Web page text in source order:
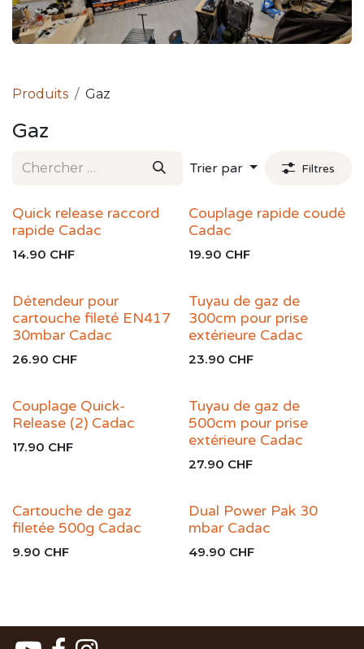
Produits Gaz
Gaz
Trier par Filtres
Quick release raccord
rapide Cadac
14.90 CHF
Couplage rapide coudé
Cadac
19.90 CHF
Détendeur pour
cartouche fileté EN417
30mbar Cadac
26.90 CHF
Tuyau de gaz de
300cm pour prise
extérieure Cadac
23.90 CHF
Couplage Quick-
Release (2) Cadac
17.90 CHF
Tuyau de gaz de
500cm pour prise
extérieure Cadac
27.90 CHF
Cartouche de gaz
filetée 500g Cadac
9.90 CHF
Dual Power Pak 30
mbar Cadac
49.90 CHF